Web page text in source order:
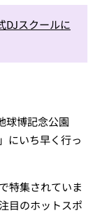
DJスクールに
球博記念公園
にいち早く行っ
特集されていま
目のホットスポ